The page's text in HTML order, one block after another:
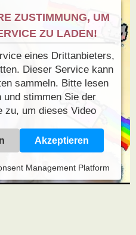
ZUSTIMMUNG, UM
ZU LADEN!
eines Drittanbieters,
Dieser Service kann
sammeln. Bitte lesen
und stimmen Sie der
zu, um dieses Video
Akzeptieren
Management Platform